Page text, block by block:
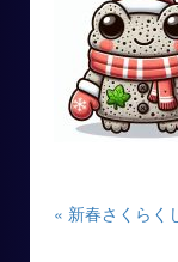
« 新春さくらく